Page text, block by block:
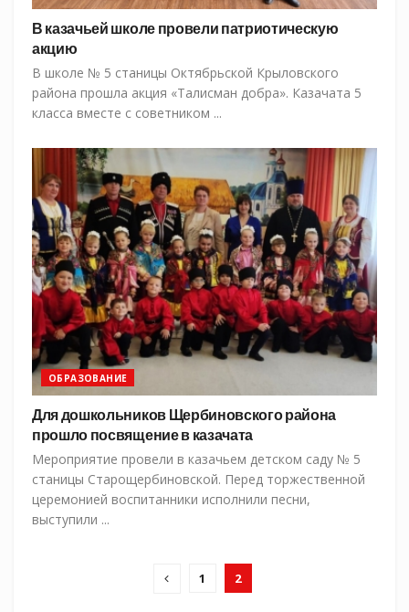
В казачьей школе провели патриотическую
акцию
В школе № 5 станицы Октябрьской Крыловского
района прошла акция «Талисман добра». Казачата 5
класса вместе с советником ...
ОБРАЗОВАНИЕ
Для дошкольников Щербиновского района
прошло посвящение в казачата
Мероприятие провели в казачьем детском саду № 5
станицы Старощербиновской. Перед торжественной
церемонией воспитанники исполнили песни,
выступили ...
1 2